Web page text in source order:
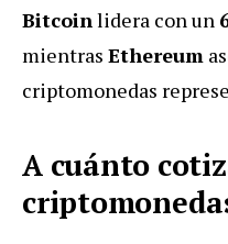
Bitcoinlidera con un
mientras Ethereum
criptomonedas
A cuánto